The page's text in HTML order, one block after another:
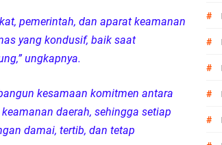
pemerintah, dan aparat keamanan
yang kondusif, baik saat
ungkapnya.
kesamaan komitmen antara
daerah, sehingga setiap
damai, tertib, dan tetap
#
#
#
#
#